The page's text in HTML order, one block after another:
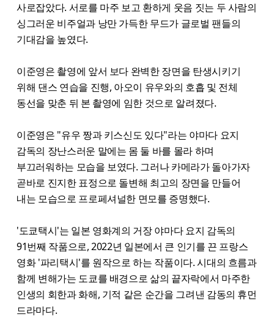
사로잡았다. 서로를 마주 보고 환하게 웃음 짓는 두 사람의
싱그러운 비주얼과 낭만 가득한 무드가 글로벌 팬들의
기대감을 높였다.
이준영은 촬영에 앞서 보다 완벽한 장면을 탄생시키기
위해 댄스 연습을 진행, 아오이 유우와의 호흡 및 전체
동선을 맞춘 뒤 본 촬영에 임한 것으로 알려졌다.
이준영은 "유우 짱과 키스신도 있다"라는 야마다 요지
감독의 장난스러운 말에는 몸 둘 바를 몰라 하며
부끄러워하는 모습을 보였다. 그러나 카메라가 돌아가자
곧바로 진지한 표정으로 돌변해 최고의 장면을 만들어
내는 모습으로 프로페셔널한 면모를 증명했다.
'도쿄택시'는 일본 영화계의 거장 야마다 요지 감독의
91번째 작품으로, 2022년 일본에서 큰 인기를 끈 프랑스
영화 '파리택시'를 원작으로 하는 작품이다. 시대의 흐름과
함께 변해가는 도쿄를 배경으로 삶의 끝자락에서 마주한
인생의 회한과 화해, 기적 같은 순간을 그려낸 감동의 휴먼
드라마다.